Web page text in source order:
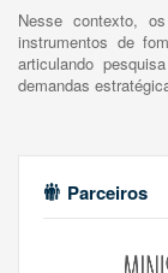
Nesse contexto,
instrumentos de
articulando
demandas
Parceiros